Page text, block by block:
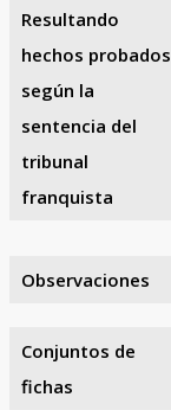
Resultando
hechos probados
según la
sentencia del
tribunal
franquista
Observaciones
Conjuntos de
fichas